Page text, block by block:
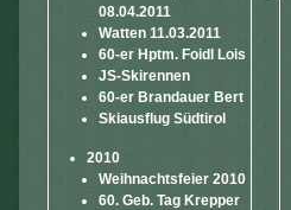
08.04.2011
Watten 11.03.2011
60-er Hptm. Foidl Lois
JS-Skirennen
60-er Brandauer Bert
Skiausflug Südtirol
2010
Weihnachtsfeier 2010
60. Geb. Tag Krepper